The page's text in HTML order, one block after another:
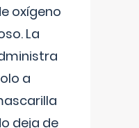
oxígeno
La
a
deja de